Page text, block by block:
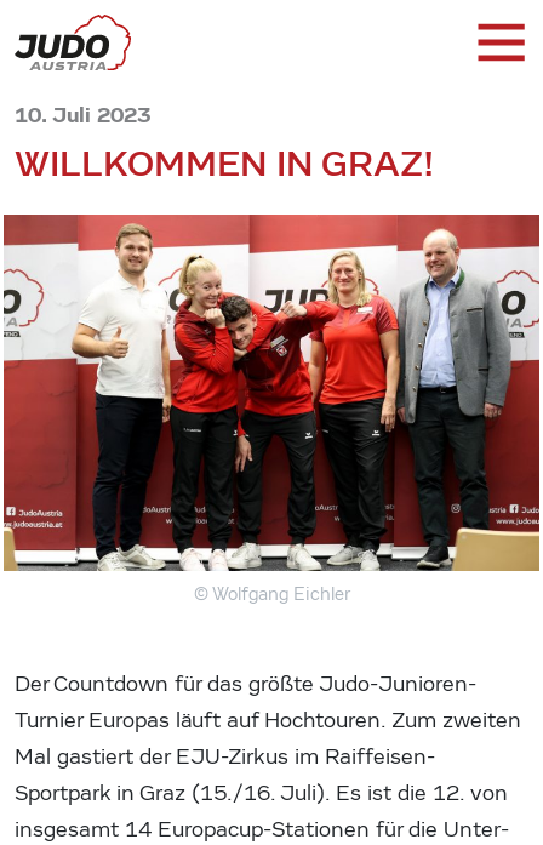
10. Juli 2023
WILLKOMMEN IN GRAZ!
© Wolfgang Eichler
Der Countdown für das größte Judo-Junioren-
Turnier Europas läuft auf Hochtouren. Zum zweiten
Mal gastiert der EJU-Zirkus im Raiffeisen-
Sportpark in Graz (15./16. Juli). Es ist die 12. von
insgesamt 14 Europacup-Stationen für die Unter-